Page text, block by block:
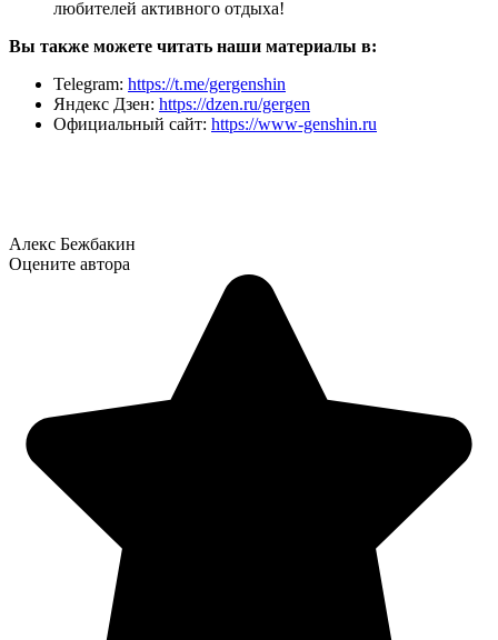
любителей активного отдыха!
Вы также можете читать наши материалы в:
Telegram: https://t.me/gergenshin
Яндекс Дзен: https://dzen.ru/gergen
Официальный сайт: https://www-genshin.ru
Алекс Бежбакин
Оцените автора